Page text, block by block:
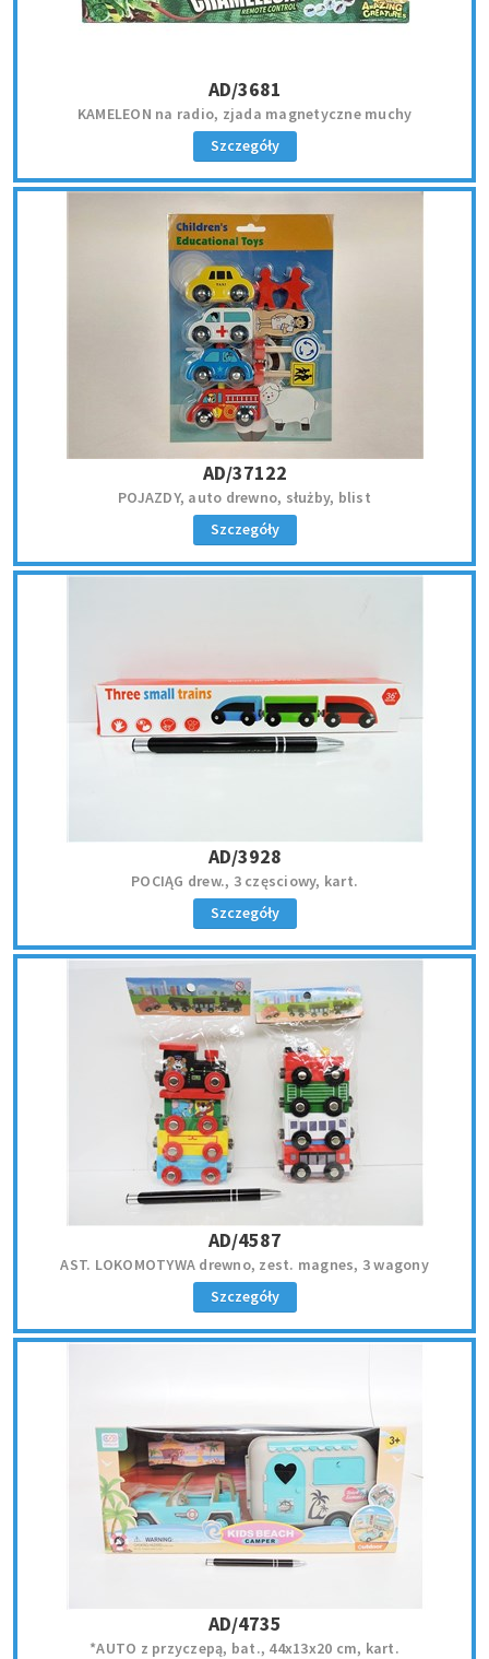
AD/3681
KAMELEON na radio, zjada magnetyczne muchy
Szczegóły
AD/37122
POJAZDY, auto drewno, służby, blist
Szczegóły
AD/3928
POCIĄG drew., 3 częsciowy, kart.
Szczegóły
AD/4587
AST. LOKOMOTYWA drewno, zest. magnes, 3 wagony
Szczegóły
AD/4735
*AUTO z przyczepą, bat., 44x13x20 cm, kart.